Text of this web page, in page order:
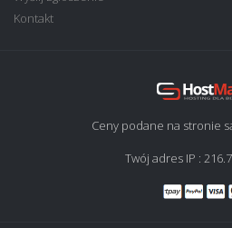
Kontakt
Ceny podane na stronie
Twój adres IP :